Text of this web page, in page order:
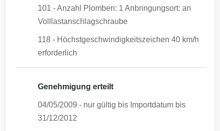
101 - Anzahl Plomben: 1 Anbringungsort: an
Volllastanschlagschraube
118 - Höchstgeschwindigkeitszeichen 40 km/h
erforderlich
Genehmigung erteilt
04/05/2009 - nur gültig bis Importdatum bis
31/12/2012